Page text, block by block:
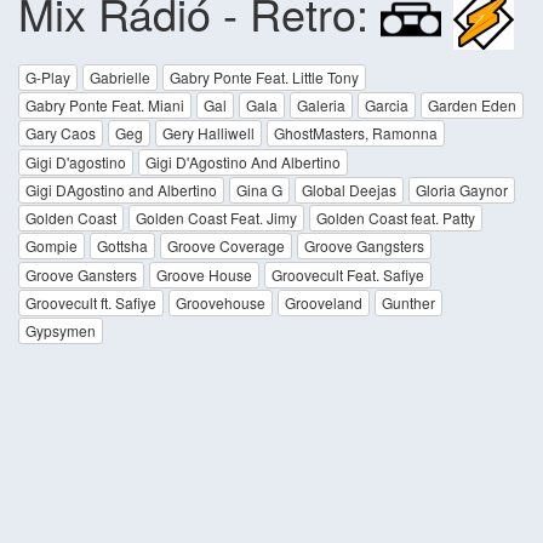
G-Play Gabrielle
Gabry Ponte Feat. Little Tony
Gabry Ponte Feat. Miani
Gal Gala Galeria Garcia
Garden Eden
Gary Caos
Geg Gery Halliwell
GhostMasters, Ramonna
Gigi D'agostino
Gigi D'Agostino And Albertino
Gigi DAgostino and Albertino
Gina G Global Deejas
Gloria Gaynor
Golden Coast
Golden Coast Feat. Jimy
Golden Coast feat. Patty
Gompie
Gottsha Groove Coverage
Groove Gangsters
Groove Gansters
Groove House
Groovecult Feat. Safiye
Groovecult ft. Safiye
Groovehouse Grooveland
Gunther
Gypsymen